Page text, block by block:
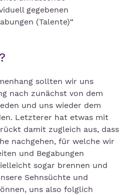
gegebenen
(Talente)“
sollten wir uns
nach zunächst von dem
und uns wieder dem
Letzterer hat etwas mit
damit zugleich aus, dass
nachgehen, für welche wir
und Begabungen
sogar brennen und
Sehnsüchte und
uns also folglich